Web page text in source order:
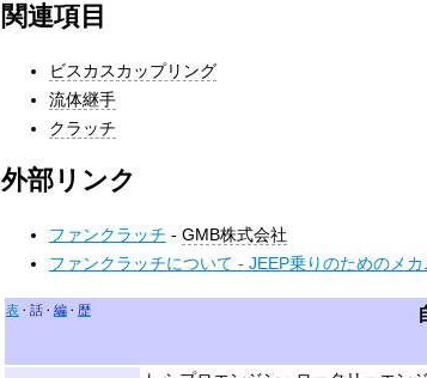
関連項目
ビスカスカップリング
流体継手
クラッチ
外部リンク
ファンクラッチ - GMB株式会社
ファンクラッチについて - JEEP乗りのためのメ
表 話 編 歴